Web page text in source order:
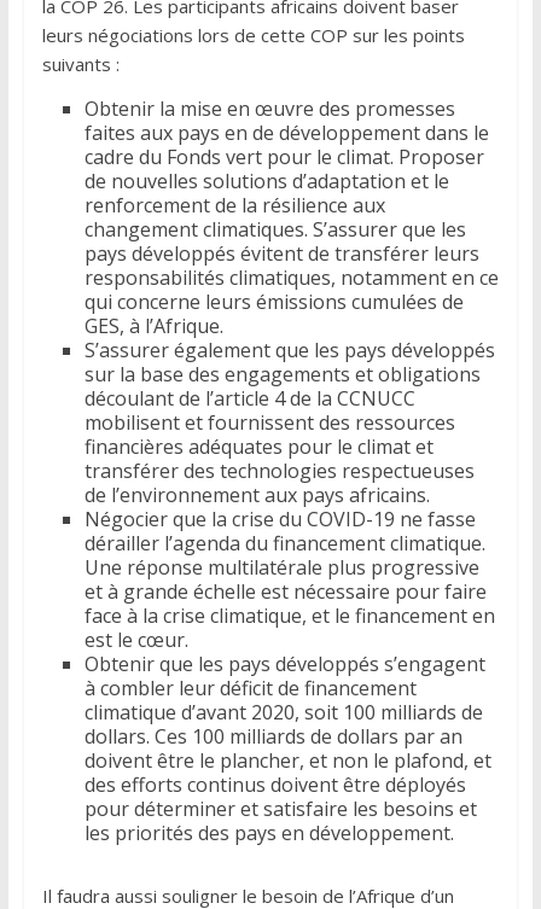
la COP 26. Les participants africains doivent baser
leurs négociations lors de cette COP sur les points
suivants :
Obtenir la mise en œuvre des promesses
faites aux pays en de développement dans le
cadre du Fonds vert pour le climat. Proposer
de nouvelles solutions d’adaptation et le
renforcement de la résilience aux
changement climatiques. S’assurer que les
pays développés évitent de transférer leurs
responsabilités climatiques, notamment en ce
qui concerne leurs émissions cumulées de
GES, à l’Afrique.
S’assurer également que les pays développés
sur la base des engagements et obligations
découlant de l’article 4 de la CCNUCC
mobilisent et fournissent des ressources
financières adéquates pour le climat et
transférer des technologies respectueuses
de l’environnement aux pays africains.
Négocier que la crise du COVID-19 ne fasse
dérailler l’agenda du financement climatique.
Une réponse multilatérale plus progressive
et à grande échelle est nécessaire pour faire
face à la crise climatique, et le financement en
est le cœur.
Obtenir que les pays développés s’engagent
à combler leur déficit de financement
climatique d’avant 2020, soit 100 milliards de
dollars. Ces 100 milliards de dollars par an
doivent être le plancher, et non le plafond, et
des efforts continus doivent être déployés
pour déterminer et satisfaire les besoins et
les priorités des pays en développement.
Il faudra aussi souligner le besoin de l’Afrique d’un